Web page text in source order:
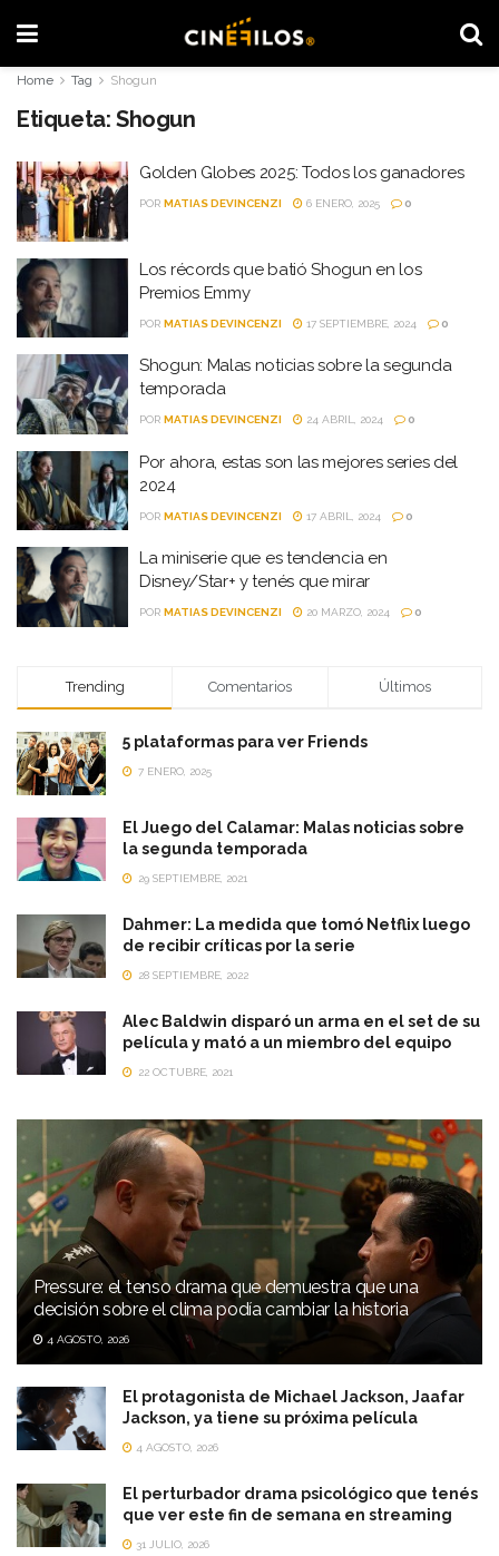
Home Tag Shogun
Etiqueta: Shogun
Golden Globes 2025: Todos los ganadores
POR MATIAS DEVINCENZI 6 ENERO, 2025 0
Los récords que batió Shogun en los
Premios Emmy
POR MATIAS DEVINCENZI 17 SEPTIEMBRE, 2024 0
Shogun: Malas noticias sobre la segunda
temporada
POR MATIAS DEVINCENZI 24 ABRIL, 2024 0
Por ahora, estas son las mejores series del
2024
POR MATIAS DEVINCENZI 17 ABRIL, 2024 0
La miniserie que es tendencia en
Disney/Star+ y tenés que mirar
POR MATIAS DEVINCENZI 20 MARZO, 2024 0
Trending Comentarios Últimos
5 plataformas para ver Friends
7 ENERO, 2025
El Juego del Calamar: Malas noticias sobre
la segunda temporada
29 SEPTIEMBRE, 2021
Dahmer: La medida que tomó Netflix luego
de recibir críticas por la serie
28 SEPTIEMBRE, 2022
Alec Baldwin disparó un arma en el set de su
película y mató a un miembro del equipo
22 OCTUBRE, 2021
Pressure: el tenso drama que demuestra que una
decisión sobre el clima podía cambiar la historia
4 AGOSTO, 2026
El protagonista de Michael Jackson, Jaafar
Jackson, ya tiene su próxima película
4 AGOSTO, 2026
El perturbador drama psicológico que tenés
que ver este fin de semana en streaming
31 JULIO, 2026